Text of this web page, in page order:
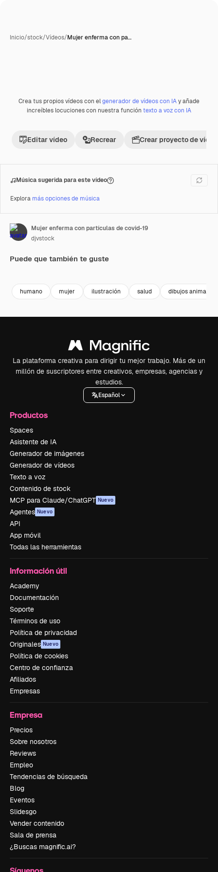
Inicio/stock/Vídeos/Mujer enferma con pa…
Premium
Crea tus propios vídeos con elgenerador de vídeos con IAy añade
increíbles locuciones con nuestra función texto a voz con IA
Editar vídeo Recrear Crear proyecto de vídeo
Música sugerida para este vídeo
Explora más opciones de música
Mujer enferma con partículas de covid-19
djvstock
Puede que también te guste
humano mujer ilustración salud dibujos animados
La plataforma creativa para dirigir tu mejor trabajo. Más de un
millón de suscriptores entre creativos, empresas, agencias y
estudios.
Español
Productos
Spaces
Asistente de IA
Generador de imágenes
Generador de vídeos
Texto a voz
Contenido de stock
MCP para Claude/ChatGPT Nuevo
Agentes Nuevo
API
App móvil
Todas las herramientas
Información útil
Academy
Documentación
Soporte
Términos de uso
Política de privacidad
Originales Nuevo
Política de cookies
Centro de confianza
Afiliados
Empresas
Empresa
Precios
Sobre nosotros
Reviews
Empleo
Tendencias de búsqueda
Blog
Eventos
Slidesgo
Vender contenido
Sala de prensa
¿Buscas magnific.ai?